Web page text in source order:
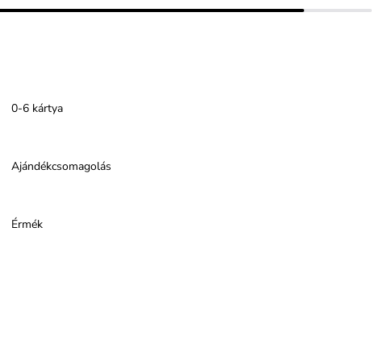
0-6 kártya
Ajándékcsomagolás
Érmék